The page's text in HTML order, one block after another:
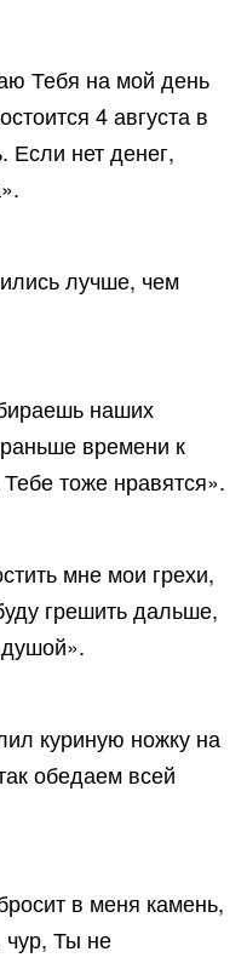
Тебя на мой день
4 августа в
Если нет денег,
лучше, чем
наших
времени к
тоже нравятся».
мне мои грехи,
грешить дальше,
куриную ножку на
обедаем всей
в меня камень,
чур, Ты не